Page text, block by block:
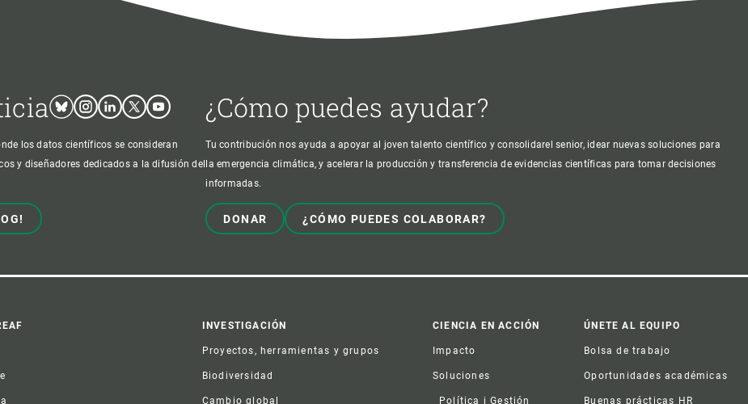
BlueskyInstagram
LinkedinTwitterYoutube
los datos científicos se consideran
y diseñadores dedicados a la difusión del
¿Cómo puedes ayudar?
Tu contribución nos ayuda a apoyar al joven talento científico y consolidarel senior, idear nuevas soluciones para
la emergencia climática, y acelerar la producción y transferencia de evidencias científicas para tomar decisiones
informadas.
DONAR ¿CÓMO PUEDES COLABORAR?
INVESTIGACIÓN
Proyectos, herramientas y grupos
Biodiversidad
Cambio global
CIENCIA EN ACCIÓN
Impacto
Soluciones
Política i Gestión
ÚNETE AL EQUIPO
Bolsa de trabajo
Oportunidades académicas
Buenas prácticas HR